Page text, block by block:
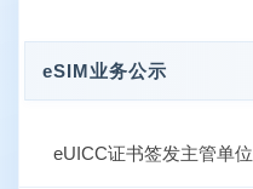
eSIM业务公示
eUICC证书签发主管单位